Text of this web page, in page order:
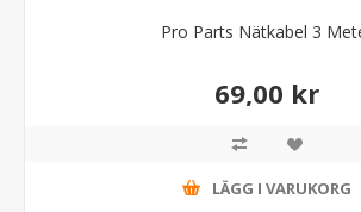
Pro Parts Nätkabel 3
69,00 kr
LÄGG I VARUKORG